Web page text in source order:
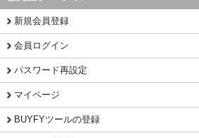
新規会員登録
会員ログイン
パスワード再設定
マイページ
BUYFYツールの登録